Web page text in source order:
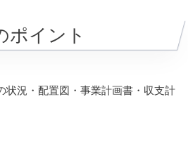
ポイント
状況・配置図・事業計画書・収支計